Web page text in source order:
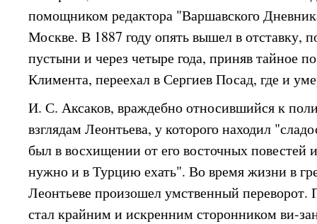
помощником редактора "Варшавского
Москве. В 1887 году опять вышел в отставку,
пустыни и через четыре года, приняв тайное
Климента, переехал в Сергиев Посад, где и
И. С. Аксаков, враждебно относившийся к
взглядам Леонтьева, у которого находил
был в восхищении от его восточных повестей
нужно и в Турцию ехать". Во время жизни в
Леонтьеве произошел умственный переворот.
стал крайним и искренним сторонником ви-